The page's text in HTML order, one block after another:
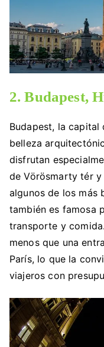
2. Budapest,
Budapest, la capital
belleza
disfrutan
de Vörösmarty tér y
algunos de los más
también es famosa
transporte y
menos que una
París, lo que la
viajeros con